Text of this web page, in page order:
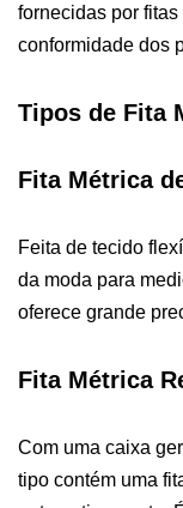
fornecidas por
conformidade dos
Tipos de Fita
Fita Métrica
Feita de tecido
da moda para
oferece grande
Fita Métrica
Com uma caixa
tipo contém uma